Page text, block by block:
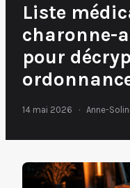
Nutrition
Santé
Sport
Liste
charonne-
pour
14 mai 2026 · Anne-